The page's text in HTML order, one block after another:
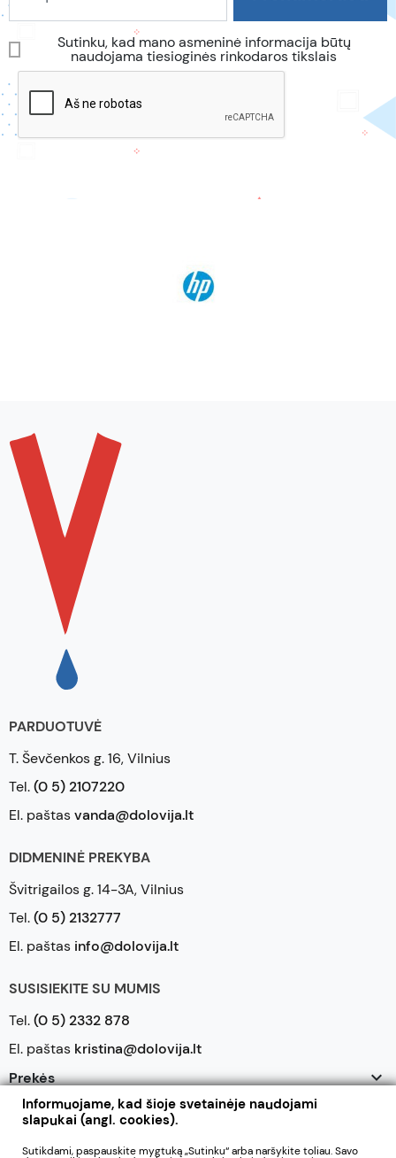
Sutinku, kad mano asmeninė informacija būtų
naudojama tiesioginės rinkodaros tikslais
PARDUOTUVĖ
T. Ševčenkos g. 16, Vilnius
Tel.(0 5) 2107220
El. paštasvanda@dolovija.lt
DIDMENINĖ PREKYBA
Švitrigailos g. 14-3A, Vilnius
Tel.(0 5) 2132777
El. paštas info@dolovija.lt
SUSISIEKITE SU MUMIS
Tel.(0 5) 2332 878
El. paštas kristina@dolovija.lt
Prekės

Mūsų įmonė
Jūsų paskyra
Informuojame, kad šioje svetainėje naudojami
slapukai (angl. cookies).
Sutikdami, paspauskite mygtuką „Sutinku“ arba naršykite toliau. Savo